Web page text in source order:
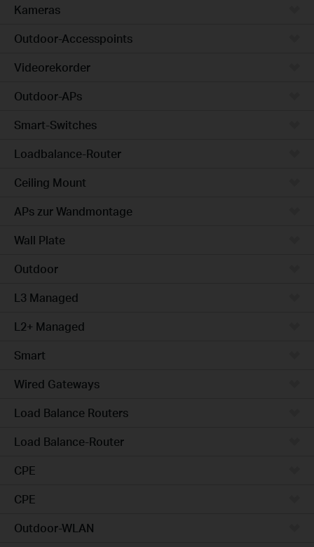
Kameras
Outdoor-Accesspoints
Videorekorder
Outdoor-APs
Smart-Switches
Loadbalance-Router
Ceiling Mount
APs zur Wandmontage
Wall Plate
Outdoor
L3 Managed
L2+ Managed
Smart
Wired Gateways
Load Balance Routers
Load Balance-Router
CPE
CPE
Outdoor-WLAN